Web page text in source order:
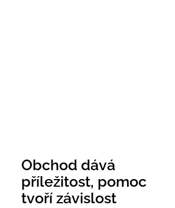
Obchod dává
příležitost, pomoc
tvoří závislost